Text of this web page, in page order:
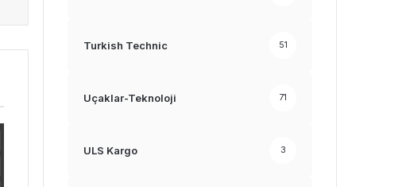
Turkish Technic 51
Uçaklar-Teknoloji 71
ULS Kargo 3